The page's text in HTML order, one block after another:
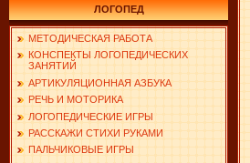
ЛОГОПЕД
МЕТОДИЧЕСКАЯ РАБОТА
КОНСПЕКТЫ ЛОГОПЕДИЧЕСКИХ
ЗАНЯТИЙ
АРТИКУЛЯЦИОННАЯ АЗБУКА
РЕЧЬ И МОТОРИКА
ЛОГОПЕДИЧЕСКИЕ ИГРЫ
РАССКАЖИ СТИХИ РУКАМИ
ПАЛЬЧИКОВЫЕ ИГРЫ